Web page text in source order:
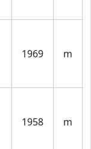
1969 m
1958 m